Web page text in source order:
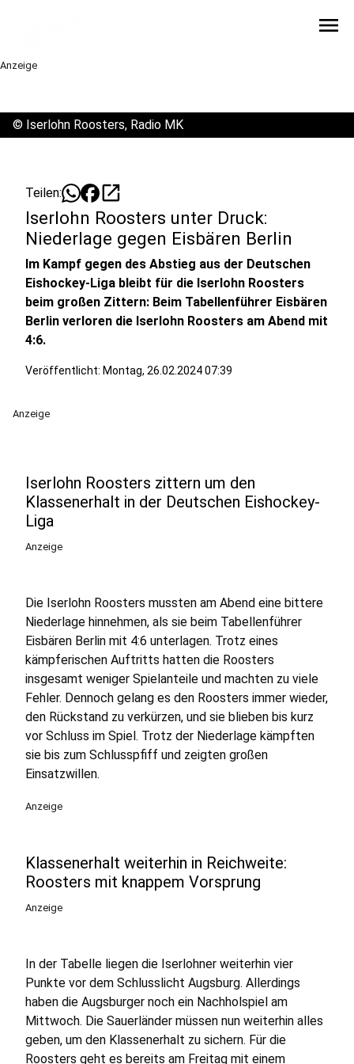
menu
Anzeige
© Iserlohn Roosters, Radio MK
Teilen: open_in_new
Iserlohn Roosters unter Druck:
Niederlage gegen Eisbären Berlin
Im Kampf gegen des Abstieg aus der Deutschen
Eishockey-Liga bleibt für die Iserlohn Roosters
beim großen Zittern: Beim Tabellenführer Eisbären
Berlin verloren die Iserlohn Roosters am Abend mit
4:6.
Veröffentlicht: Montag, 26.02.2024 07:39
Anzeige
Iserlohn Roosters zittern um den
Klassenerhalt in der Deutschen Eishockey-
Liga
Anzeige
Die Iserlohn Roosters mussten am Abend eine bittere
Niederlage hinnehmen, als sie beim Tabellenführer
Eisbären Berlin mit 4:6 unterlagen. Trotz eines
kämpferischen Auftritts hatten die Roosters
insgesamt weniger Spielanteile und machten zu viele
Fehler. Dennoch gelang es den Roosters immer wieder,
den Rückstand zu verkürzen, und sie blieben bis kurz
vor Schluss im Spiel. Trotz der Niederlage kämpften
sie bis zum Schlusspfiff und zeigten großen
Einsatzwillen.
Anzeige
Klassenerhalt weiterhin in Reichweite:
Roosters mit knappem Vorsprung
Anzeige
In der Tabelle liegen die Iserlohner weiterhin vier
Punkte vor dem Schlusslicht Augsburg. Allerdings
haben die Augsburger noch ein Nachholspiel am
Mittwoch. Die Sauerländer müssen nun weiterhin alles
geben, um den Klassenerhalt zu sichern. Für die
Roosters geht es bereits am Freitag mit einem